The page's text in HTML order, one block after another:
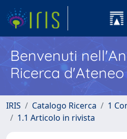
Benvenuti
Ricerca d'Ateneo
IRIS Catalogo Ricerca
1
1.1 Articolo in rivista